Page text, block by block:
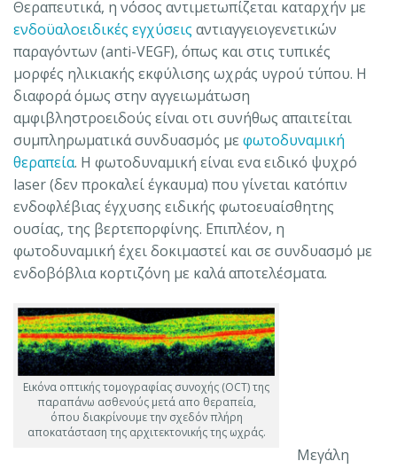
Θεραπευτικά, η νόσος αντιμετωπίζεται καταρχήν με
ενδοϋαλοειδικές εγχύσεις αντιαγγειογενετικών
παραγόντων (anti-VEGF), όπως και στις τυπικές
μορφές ηλικιακής εκφύλισης ωχράς υγρού τύπου. Η
διαφορά όμως στην αγγειωμάτωση
αμφιβληστροειδούς είναι οτι συνήθως απαιτείται
συμπληρωματικά συνδυασμός με φωτοδυναμική
θεραπεία. Η φωτοδυναμική είναι ενα ειδικό ψυχρό
laser (δεν προκαλεί έγκαυμα) που γίνεται κατόπιν
ενδοφλέβιας έγχυσης ειδικής φωτοευαίσθητης
ουσίας, της βερτεπορφίνης. Επιπλέον, η
φωτοδυναμική έχει δοκιμαστεί και σε συνδυασμό με
ενδοβόβλια κορτιζόνη με καλά αποτελέσματα.
Εικόνα οπτικής τομογραφίας συνοχής (OCT) της
παραπάνω ασθενούς μετά απο θεραπεία,
όπου διακρίνουμε την σχεδόν πλήρη
αποκατάσταση της αρχιτεκτονικής της ωχράς.
Μεγάλη